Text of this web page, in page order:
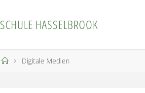
SCHULE HASSELBROOK
HomeDigitale Medien